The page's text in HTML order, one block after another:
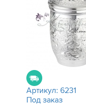
Артикул: 6231
Под заказ